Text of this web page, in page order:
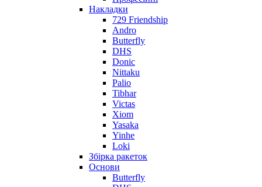
Накладки
729 Friendship
Andro
Butterfly
DHS
Donic
Nittaku
Palio
Tibhar
Victas
Xiom
Yasaka
Yinhe
Loki
Збірка ракеток
Основи
Butterfly